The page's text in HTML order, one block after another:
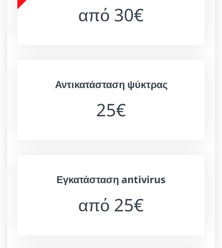
από 30€
Αντικατάσταση ψύκτρας
25€
Εγκατάσταση antivirus
από 25€